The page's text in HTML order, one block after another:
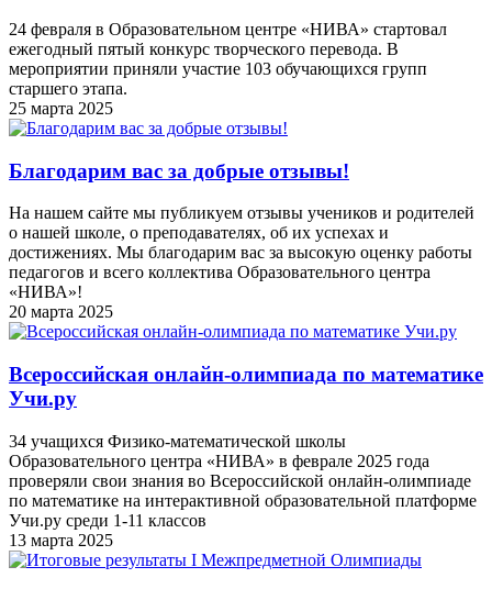
24 февраля в Образовательном центре «НИВА» стартовал
ежегодный пятый конкурс творческого перевода. В
мероприятии приняли участие 103 обучающихся групп
старшего этапа.
25 марта 2025
Благодарим вас за добрые отзывы!
На нашем сайте мы публикуем отзывы учеников и родителей
о нашей школе, о преподавателях, об их успехах и
достижениях. Мы благодарим вас за высокую оценку работы
педагогов и всего коллектива Образовательного центра
«НИВА»!
20 марта 2025
Всероссийская онлайн-олимпиада по математике
Учи.ру
34 учащихся Физико-математической школы
Образовательного центра «НИВА» в феврале 2025 года
проверяли свои знания во Всероссийской онлайн-олимпиаде
по математике на интерактивной образовательной платформе
Учи.ру среди 1-11 классов
13 марта 2025